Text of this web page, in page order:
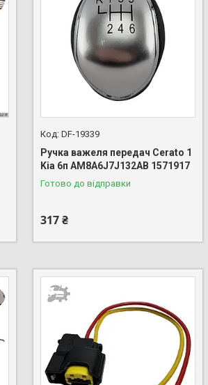
DF-19339
Ручка важеля передач Cerato 1
Kia 6п AM8A6J7J132AB 1571917
Готово до відправки
317 ₴